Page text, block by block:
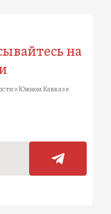
на
о Южном Кавказе